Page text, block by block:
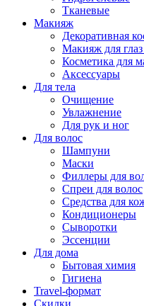
Тканевые
Макияж
Декоративная
Макияж для
Косметика для
Аксессуары
Для тела
Очищение
Увлажнение
Для рук и ног
Для волос
Шампуни
Маски
Филлеры для
Спреи для волос
Средства для
Кондиционеры
Сыворотки
Эссенции
Для дома
Бытовая химия
Гигиена
Travel-формат
Скидки